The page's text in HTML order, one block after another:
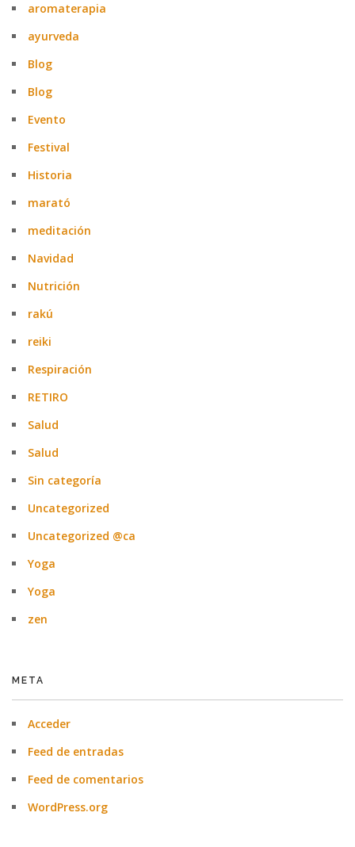
aromaterapia
ayurveda
Blog
Blog
Evento
Festival
Historia
marató
meditación
Navidad
Nutrición
rakú
reiki
Respiración
RETIRO
Salud
Salud
Sin categoría
Uncategorized
Uncategorized @ca
Yoga
Yoga
zen
META
Acceder
Feed de entradas
Feed de comentarios
WordPress.org